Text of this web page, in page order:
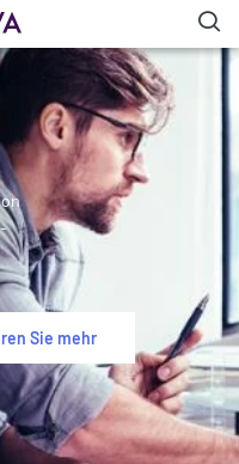
Sie mehr